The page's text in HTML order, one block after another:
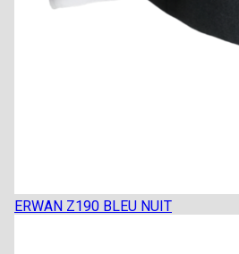
ERWAN Z190 BLEU NUIT